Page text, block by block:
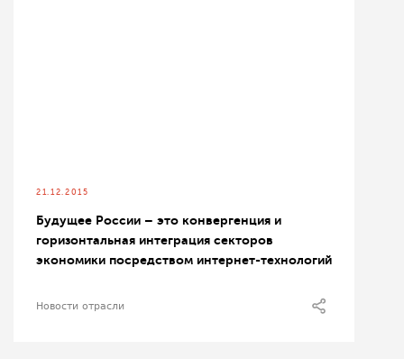
21.12.2015
Будущее России – это конвергенция и
горизонтальная интеграция секторов
экономики посредством интернет-технологий
Новости отрасли